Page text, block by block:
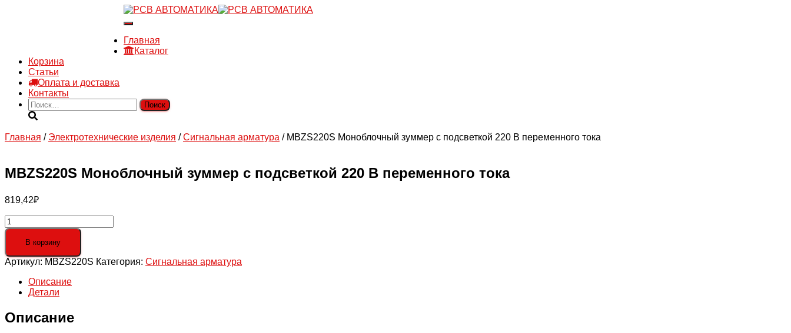
sales@rsvautomatic.ru
Войти
Переключить
навигацию
Главная
Каталог
Корзина
Статьи
Оплата и доставка
Контакты
Найти:
Главная / Электротехнические изделия /Сигнальная арматура / MBZS220S Моноблочный зуммер с подсветкой 220 В переменного тока
MBZS220S Моноблочный зуммер с подсветкой 220 В переменного тока
819,42₽
Количество
товара
MBZS220S
Моноблочный
зуммер
подсветкой
220
переменного
тока
В корзину
Артикул: MBZS220S Категория: Сигнальная арматура
Описание
Детали
Описание